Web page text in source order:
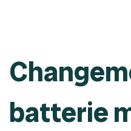
batterie